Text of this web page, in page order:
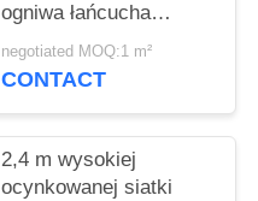
ogniwa łańcucha
Odporność na
starzenie
negotiated MOQ:1 m²
CONTACT
2,4 m wysokiej
ocynkowanej siatki